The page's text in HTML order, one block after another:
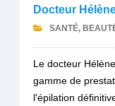
Docteur
SANTÉ,
Le docteur
gamme de
l'épilation